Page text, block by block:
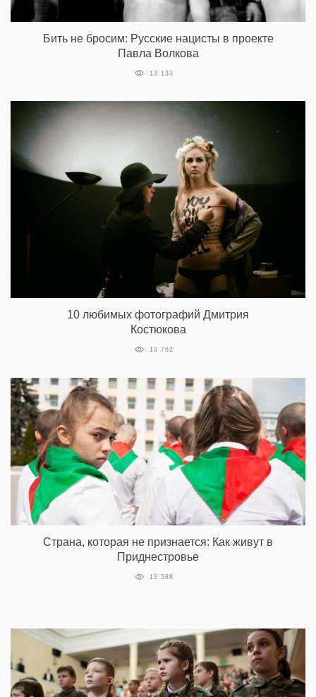
Бить не бросим: Русские нацисты в проекте
Павла Волкова
13 133
10 любимых фотографий Дмитрия
Костюкова
10 762
Страна, которая не признается: Как живут в
Приднестровье
12 588